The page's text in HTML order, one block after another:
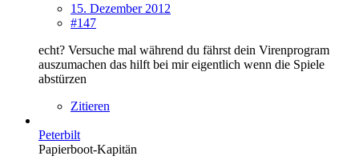
15. Dezember 2012
#147
echt? Versuche mal während du fährst dein Virenprogram
auszumachen das hilft bei mir eigentlich wenn die Spiele
abstürzen
Zitieren
Peterbilt
Papierboot-Kapitän